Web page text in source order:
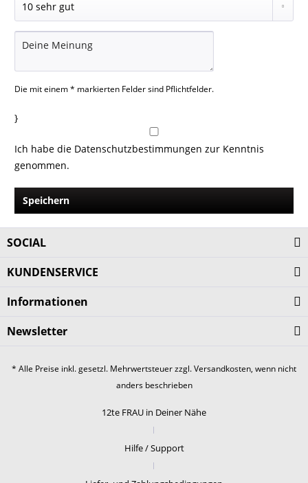
Die mit einem * markierten Felder sind Pflichtfelder.
}
Ich habe die Datenschutzbestimmungen zur Kenntnis
genommen.
Speichern
SOCIAL
KUNDENSERVICE
Informationen
Newsletter
* Alle Preise inkl. gesetzl. Mehrwertsteuer zzgl.Versandkosten, wenn nicht
anders beschrieben
12te FRAU in Deiner Nähe
Hilfe / Support